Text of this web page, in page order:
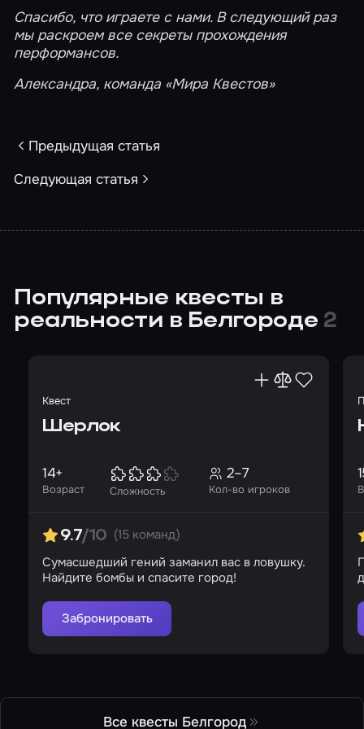
Спасибо, что играете с нами. В следующий раз
мы раскроем все секреты прохождения
перформансов.
Александра, команда «Мира Квестов»
Предыдущая статья
Следующая статья
Популярные квесты в
реальности в Белгороде 2
Квест
Шерлок
Возраст
14+
Сложность Кол-во игроков
2–7
9.7/10 (15 команд)
Сумасшедший гений заманил вас в ловушку.
Найдите бомбы и спасите город!
Забронировать
Все квесты Белгород